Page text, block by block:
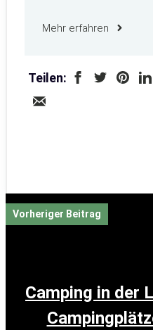
Mehr erfahren
Teilen:
Vorheriger Beitrag
Camping in der